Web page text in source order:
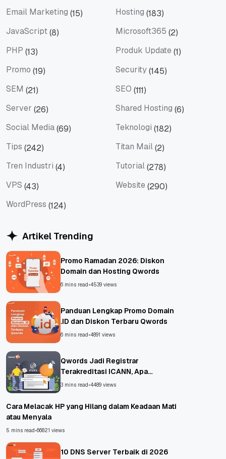
Email Marketing (15) Hosting (183)
JavaScript(8) Microsoft365 (2)
PHP (13) Produk Update (1)
Promo (19) Security(145)
SEM (21) SEO (111)
Server (26) Shared Hosting (6)
Social Media(69) Teknologi (182)
Tips (242) Titan Mail(2)
Tren Industri (4) Tutorial(278)
VPS (43) Website (290)
WordPress (124)
Artikel Trending
Promo Ramadan 2026: Diskon
Domain dan Hosting Qwords
6 mins read•4539 views
Panduan Lengkap Promo Domain
.ID dan Diskon Terbaru Qwords
6 mins read•4891 views
Qwords Jadi Registrar
Terakreditasi ICANN, Apa
Untungnya?
3 mins read•4489 views
Cara Melacak HP yang Hilang dalam Keadaan Mati
atau Menyala
5 mins read•66821 views
10 DNS Server Terbaik di 2026